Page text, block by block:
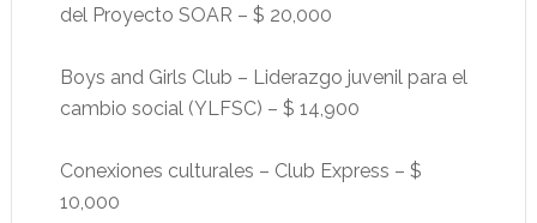
del Proyecto SOAR – $ 20,000
Boys and Girls Club – Liderazgo juvenil para el
cambio social (YLFSC) – $ 14,900
Conexiones culturales – Club Express – $
10,000